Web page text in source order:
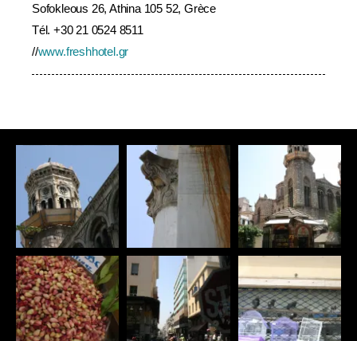
Sofokleous 26, Athina 105 52, Grèce
Tél. +30 21 0524 8511
//www.freshhotel.gr